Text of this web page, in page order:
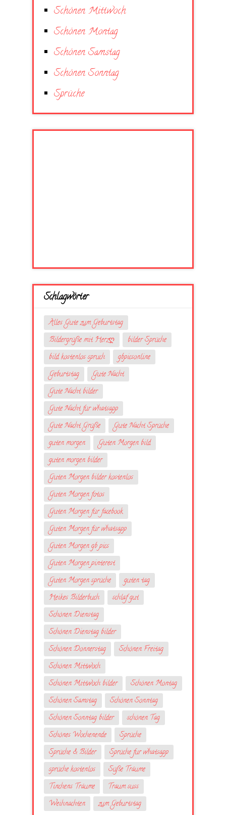
Schönen Mittwoch
Schönen Montag
Schönen Samstag
Schönen Sonntag
Sprüche
Schlagwörter
Alles Gute zum Geburtstag
Bildergrüße mit Herzღ
bilder Sprüche
bild kostenlos spruch
gbpicsonline
Geburtstag
Gute Nacht
Gute Nacht bilder
Gute Nacht für whatsapp
Gute Nacht Grüße
Gute Nacht Sprüche
guten morgen
Guten Morgen bild
guten morgen bilder
Guten Morgen bilder kostenlos
Guten Morgen fotos
Guten Morgen für facebook
Guten Morgen für whatsapp
Guten Morgen gb pics
Guten Morgen pinterest
Guten Morgen sprüche
guten tag
Heikes Bilderbuch
schlaf gut
Schönen Dienstag
Schönen Dienstag bilder
Schönen Donnerstag
Schönen Freitag
Schönen Mittwoch
Schönen Mittwoch bilder
Schönen Montag
Schönen Samstag
Schönen Sonntag
Schönen Sonntag bilder
schönen Tag
Schönes Wochenende
Sprüche
Sprüche & Bilder
Sprüche fur whatsapp
sprüche kostenlos
Süße Träume
Tinchens Träume
Traum suss
Weihnachten
zum Geburtstag